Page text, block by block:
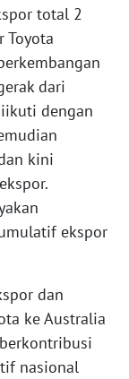
total 2
Toyota
dari
dengan
kini
ekspor
dan
ke Australia
nasional